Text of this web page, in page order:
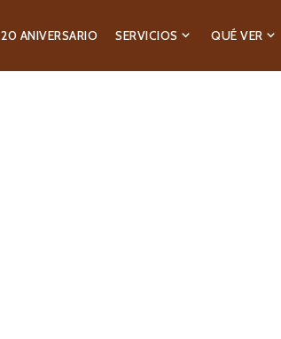
20 ANIVERSARIO SERVICIOS QUÉ VER